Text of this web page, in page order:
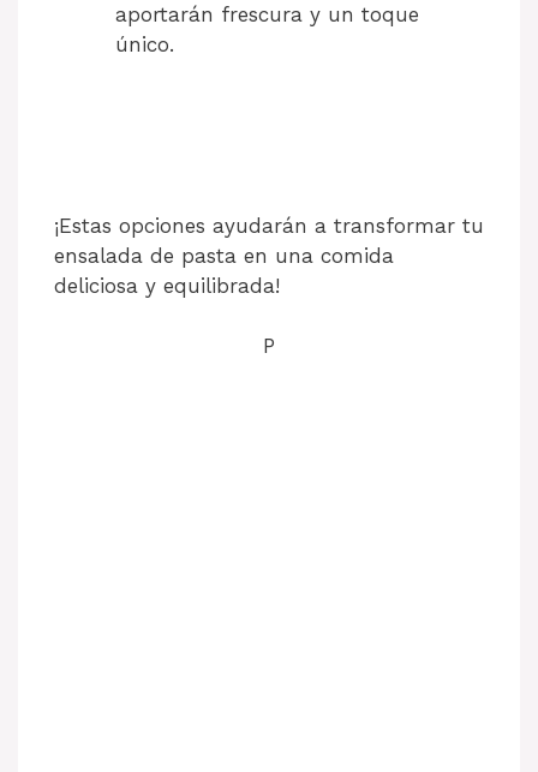
aportarán frescura y un toque
único.
¡Estas opciones ayudarán a transformar tu
ensalada de pasta en una comida
deliciosa y equilibrada!
P